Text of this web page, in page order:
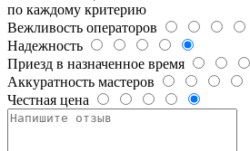
по каждому критерию
Вежливость операторов
Надежность
Приезд в назначенное время
Аккуратность мастеров
Честная цена